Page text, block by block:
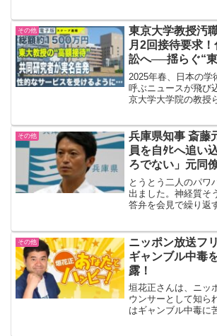
本名、家族、そして
報を交えながら、彼
その他
東京大学教授汚
月2回接待要求
訟へ──揺らぐ“
2025年春、日本の学
呼ぶニュースが飛び
京大学大学院の教授
題が明らかになった
たのか？報道によ...
その他
兵庫県知事 斎藤
員を自ﾀﾋへ追い
ろでない」元同
とうとう二人のパワ
出ました。神経質そ
答弁を会見で繰り返
にも関わらず頑なに
に県民のみならず県
その他
ニッポン放送フ
ギャンブル中毒
露！
垣花正さんは、ニッ
ウンサーとして知ら
はギャンブル中毒に